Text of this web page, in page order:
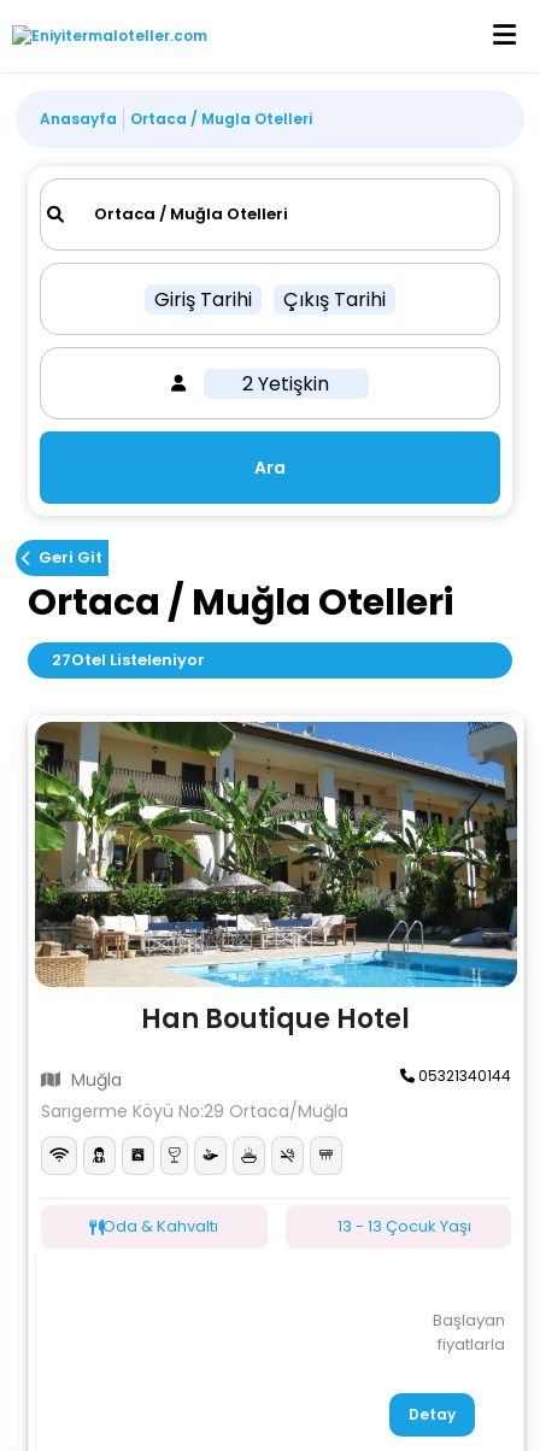
Anasayfa Ortaca / Mugla Otelleri
Giriş Tarihi Çıkış Tarihi
2 Yetişkin
Ara
Geri Git
Ortaca / Muğla Otelleri
27Otel Listeleniyor
Han Boutique Hotel
Muğla 05321340144
Sarıgerme Köyü No:29 Ortaca/Muğla
Oda & Kahvaltı 13 - 13 Çocuk Yaşı
Başlayan
fiyatlarla
Detay